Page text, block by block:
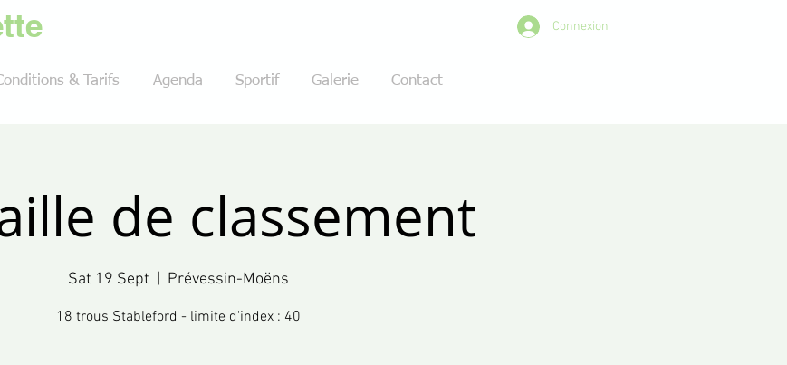
Connexion
& Tarifs Agenda Sportif Galerie Contact
de classement
Sat 19 Sept Prévessin-Moëns
18 trous Stableford - limite d'index : 40